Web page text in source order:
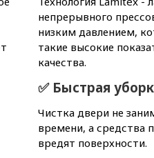
непрерывного
низким давлением,
такие высокие
качества.
✅ Быстрая
Чистка двери не
времени, а средства
вредят поверхности.